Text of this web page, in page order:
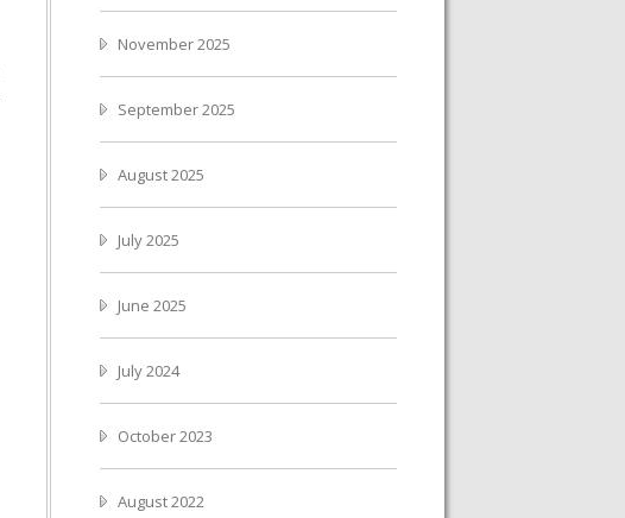
November 2025
September 2025
August 2025
July 2025
June 2025
July 2024
October 2023
August 2022